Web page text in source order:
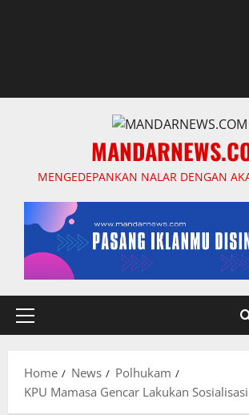
MENGEDEPANKAN NALAR DENGAN
Primary
Home News
Polhukam
KPU Mamasa Gencar Lakukan